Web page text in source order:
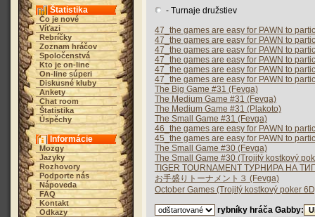
Štatistika
Čo je nové
Víťazi
Rebríčky
Zoznam hráčov
Spoločenstvá
Kto je on-line
On-line súperi
Diskusné kluby
Ankety
Chat room
Štatistika
Úspěchy
Informácie
Mozgy
Jazyky
Rozhovory
Podporte nás
Nápoveda
FAQ
Kontakt
Odkazy
- Turnaje družstiev
47_the games are easy for PAWN to
47_the games are easy for PAWN to
47_the games are easy for PAWN to
47_the games are easy for PAWN to
47_the games are easy for PAWN to
47_the games are easy for PAWN to
The Big Game #31 (Fevga)
The Medium Game #31 (Fevga)
The Medium Game #31 (Plakoto)
The Small Game #31 (Fevga)
46_the games are easy for PAWN to
45_the games are easy for PAWN to
The Small Game #30 (Fevga)
The Small Game #30 (Trojitý kostkový
TIGER TOURNAMENT ТУРНИРА НА
お手盛りトーナメント３ (Fevga)
October Games (Trojitý kostkový poker
rybníky hráča Gabby: